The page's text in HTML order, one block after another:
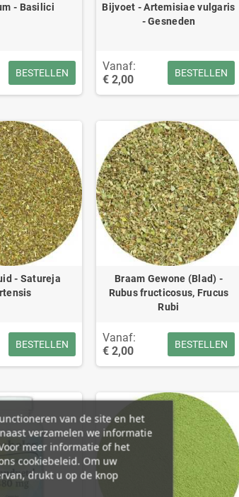
- Basilici
BESTELLEN
Bijvoet - Artemisiae vulgaris
- Gesneden
Vanaf:
€ 2,00
BESTELLEN
- Satureja
BESTELLEN
Braam Gewone (Blad) -
Rubus fructicosus, Frucus
Rubi
Vanaf:
€ 2,00
BESTELLEN
van de site en het
verzamelen we informatie
meer informatie of het
cookiebeleid. Om uw
drukt u op de knop